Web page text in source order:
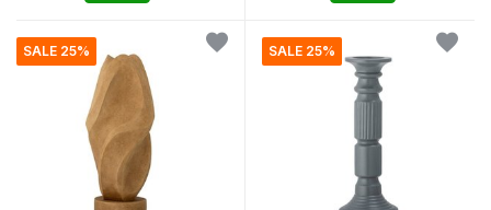
SALE 25% SALE 25%